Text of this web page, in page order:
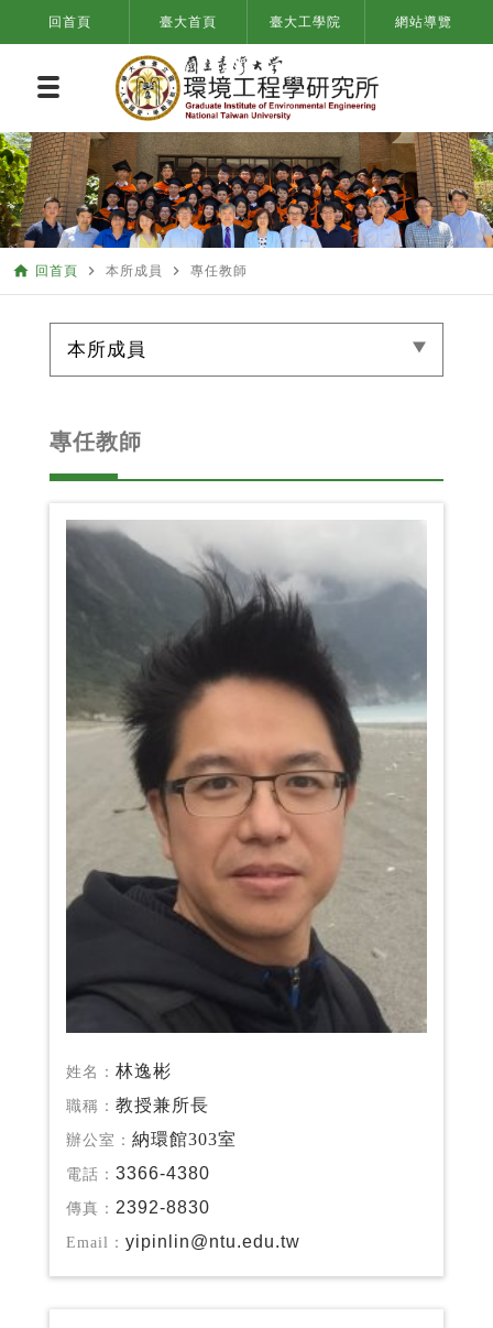
回首頁 臺大首頁 臺大工學院 網站導覽
home 回首頁 navigate_next 本所成員 navigate_next 專任教師
本所成員
專任教師
姓名： 林逸彬
職稱： 教授兼所長
辦公室： 納環館303室
電話： 3366-4380
傳真： 2392-8830
Email： yipinlin@ntu.edu.tw